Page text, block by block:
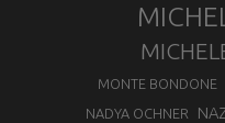
MONTE BONDONE
NADYA OCHNER